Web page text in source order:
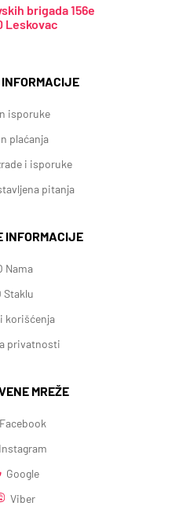
isporuke
plaćanja
i isporuke
pitanja
INFORMACIJE
Nama
Staklu
korišćenja
privatnosti
MREŽE
Facebook
Instagram
Google
Viber
brigada 156e
Leskovac